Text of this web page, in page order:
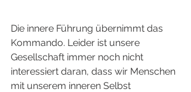
Die innere Führung übernimmt das
Kommando. Leider ist unsere
Gesellschaft immer noch nicht
interessiert daran, dass wir Menschen
mit unserem inneren Selbst